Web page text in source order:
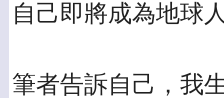
自己即將成為地球
筆者告訴自己，我